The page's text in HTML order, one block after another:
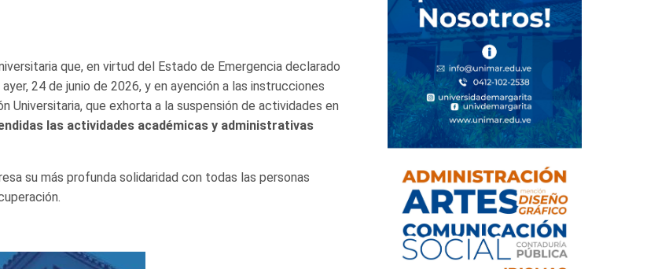
que, en virtud del Estado de Emergencia declarado
24 de junio de 2026, y en ayención a las instrucciones
Universitaria, que exhorta a la suspensión de actividades en
las actividades académicas y administrativas
su más profunda solidaridad con todas las personas